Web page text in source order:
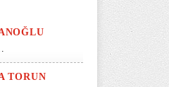
TORUN